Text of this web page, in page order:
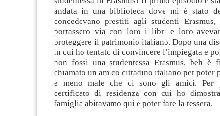
andata in una biblioteca dove mi è stato
concedevano prestiti agli studenti
portassero via con loro i libri e loro
proteggere il patrimonio italiano. Dopo una
in cui ho tentato di convincere l’impiegata e
non fossi una studentessa Erasmus, beh è
chiamato un amico cittadino italiano per poter
e meno male che ci sono gli amici. Per
certificato di residenza con cui ho
famiglia abitavamo qui e poter fare la tessera.